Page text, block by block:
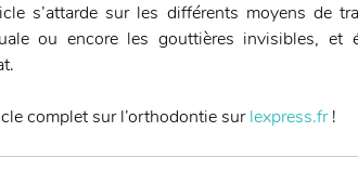
s’attarde sur les différents moyens de
ou encore les gouttières invisibles,
complet sur l’orthodontie sur lexpress.fr !